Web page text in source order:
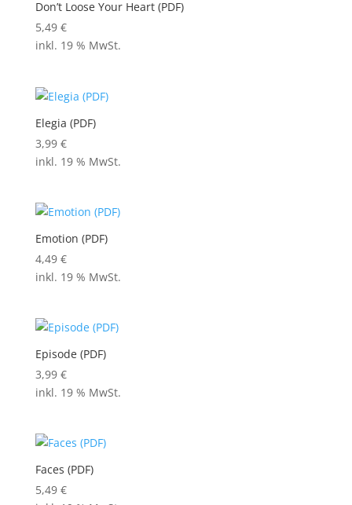
Don’t Loose Your Heart (PDF)
5,49 €
inkl. 19 % MwSt.
Elegia (PDF)
3,99 €
inkl. 19 % MwSt.
Emotion (PDF)
4,49 €
inkl. 19 % MwSt.
Episode (PDF)
3,99 €
inkl. 19 % MwSt.
Faces (PDF)
5,49 €